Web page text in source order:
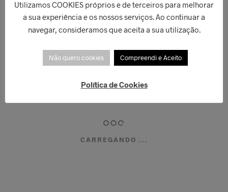
ESGOTADO!
Conta Pendente
Olaf Frozen Disney
CARREGANDO ...
Utilizamos COOKIES próprios e de terceiros para melhorar
a sua experiência e os nossos serviços. Ao continuar a
navegar, consideramos que aceita a sua utilização.
Não quero cookies Compreendi e Aceito
Política de Cookies